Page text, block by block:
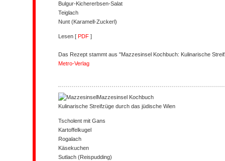
Bulgur-Kichererbsen-Salat
Teiglach
Nunt (Karamell-Zuckerl)
Lesen [ PDF ]
Das Rezept stammt aus "Mazzesinsel Kochbuch: Kulinarische
Metro-Verlag
Mazzesinsel Kochbuch
Kulinarische Streifzüge durch das jüdische Wien
Tscholent mit Gans
Kartoffelkugel
Rogalach
Käsekuchen
Sutlach (Reispudding)